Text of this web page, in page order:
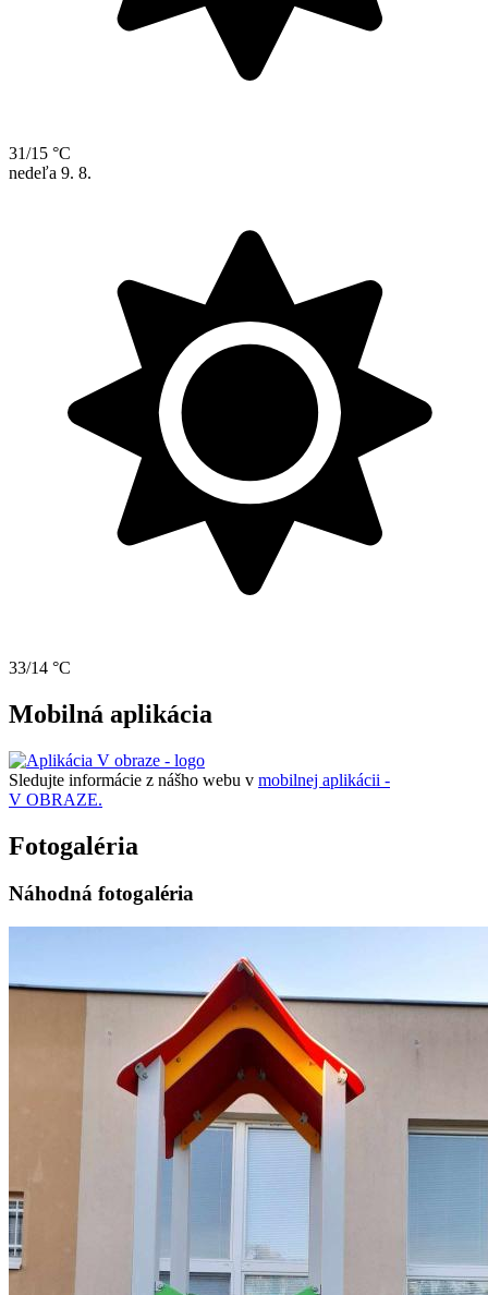
31/15 °C
nedeľa 9. 8.
33/14 °C
Mobilná aplikácia
Sledujte informácie z nášho webu v mobilnej aplikácii -
V OBRAZE.
Fotogaléria
Náhodná fotogaléria